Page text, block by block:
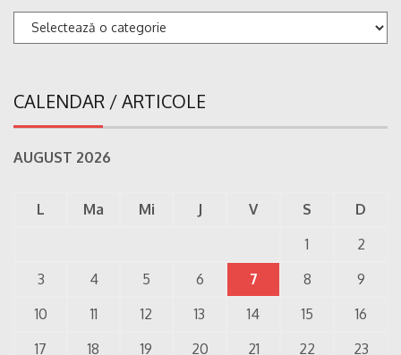
Categorii
CALENDAR / ARTICOLE
AUGUST 2026
L Ma Mi J V S
D
1
2
3
4 5 6 7 8
9
10
11 12 13 14 15
16
17
18 19 20 21 22
23